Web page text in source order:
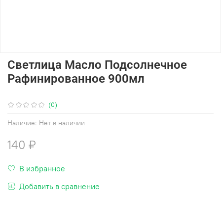
(0)
Наличие: Нет в наличии
Светлица Масло Подсолнечное
Рафинированное 900мл
140 ₽
В избранное
Добавить в сравнение